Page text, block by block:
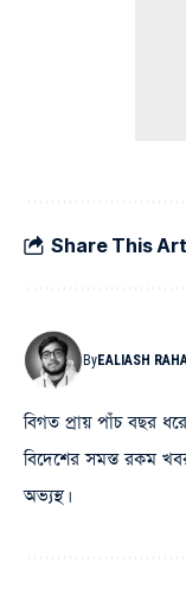
Share This
ByEALIASH
বিগত প্রায় পাঁচ বছর
বিদেশের সমস্ত রকম
অভ্যস্থ।